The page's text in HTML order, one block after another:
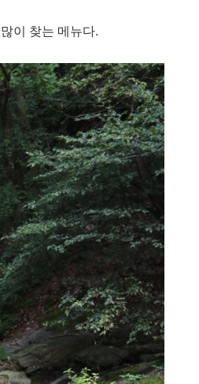
이 찾는 메뉴다.